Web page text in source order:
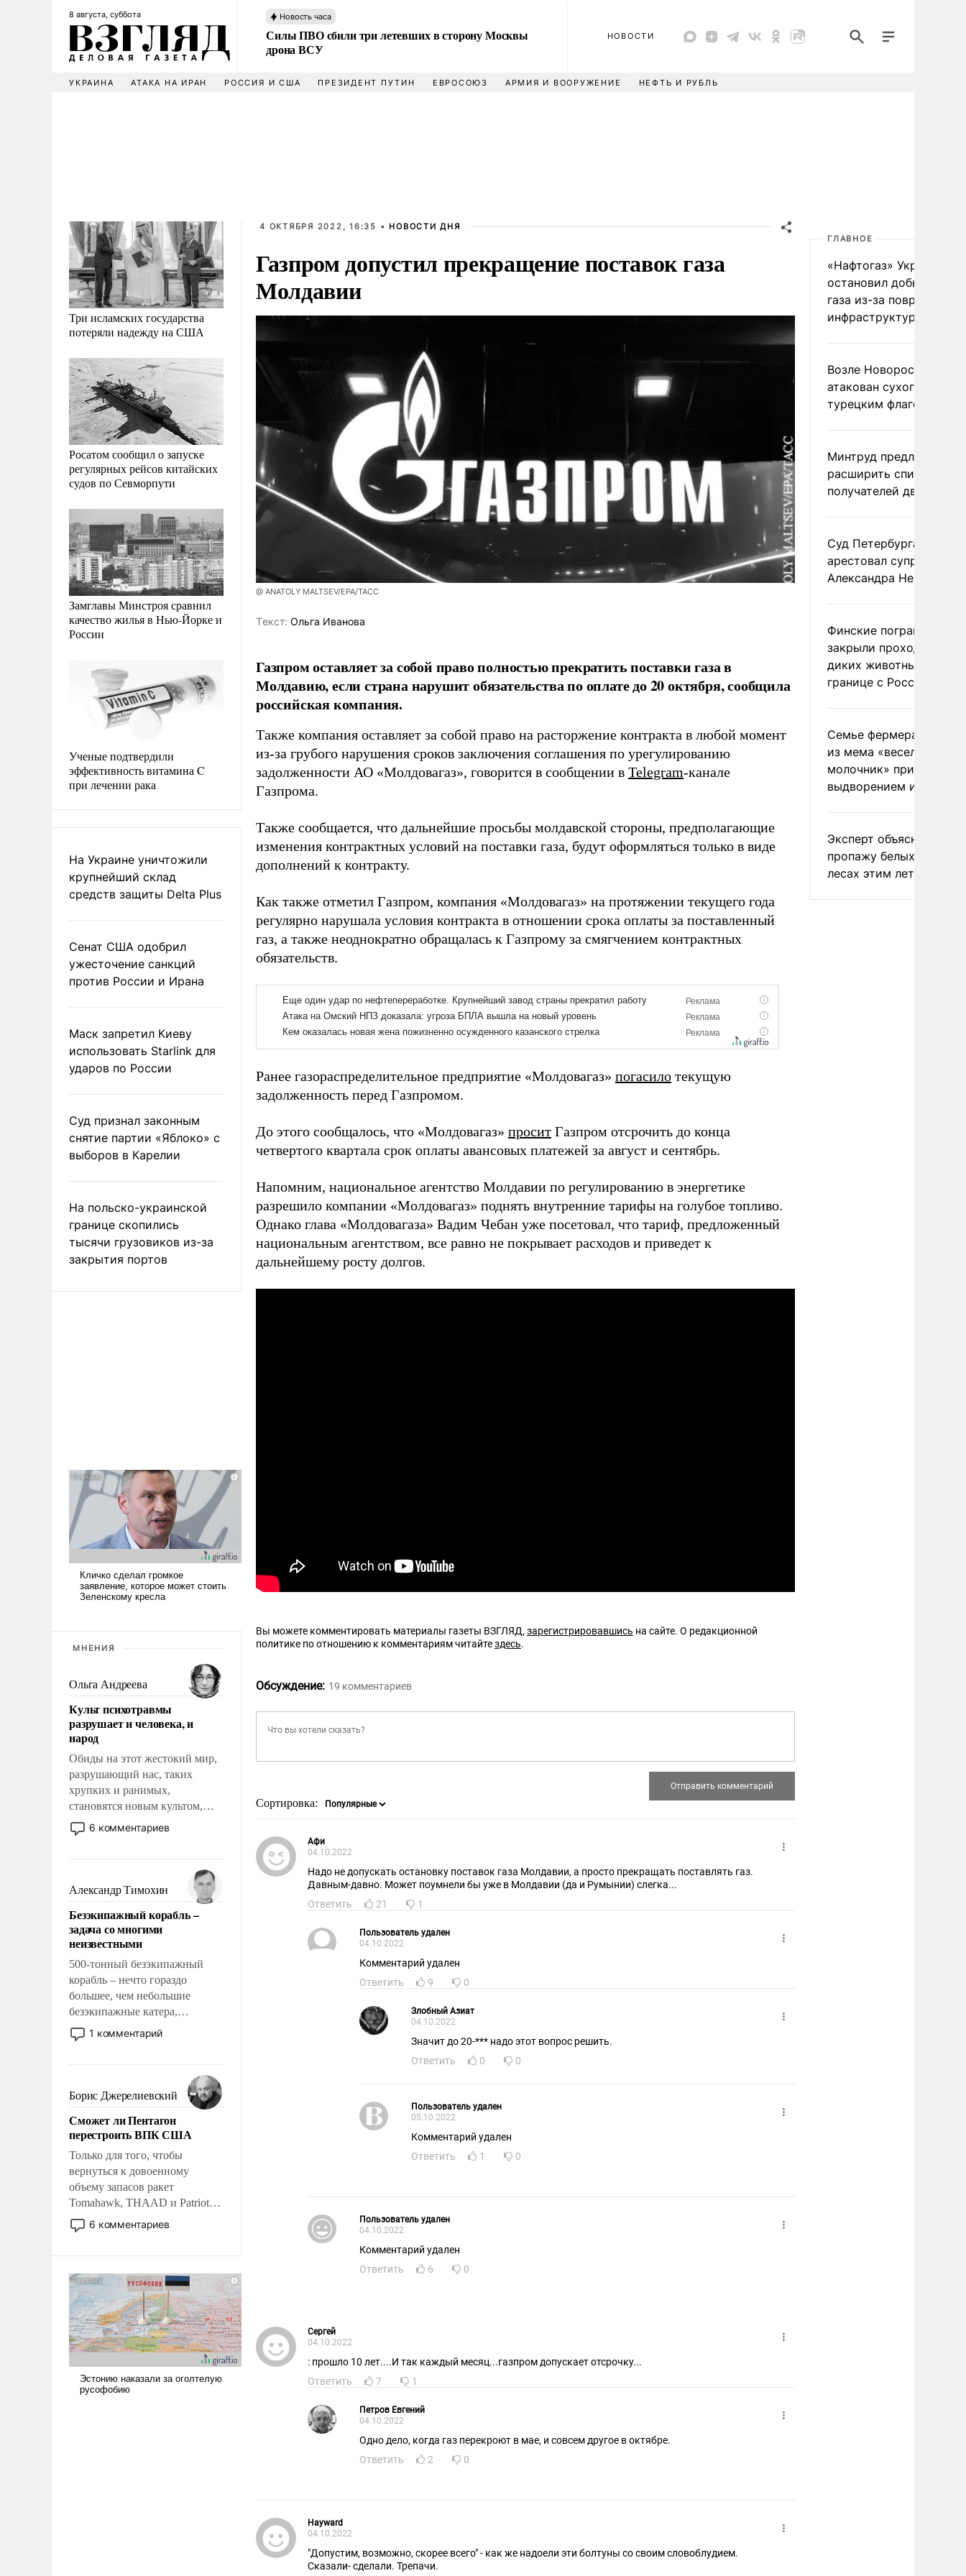
8 августа, суббота Новость часа
Силы ПВО сбили три летевших в сторону Москвы
дрона ВСУ
НОВОСТИ
УКРАИНА АТАКА НА ИРАН РОССИЯ И США ПРЕЗИДЕНТ ПУТИН ЕВРОСОЮЗ АРМИЯ И ВООРУЖЕНИЕ НЕФТЬ И РУБЛЬ
Три исламских государства
потеряли надежду на США
Росатом сообщил о запуске
регулярных рейсов китайских
судов по Севморпути
Замглавы Минстроя сравнил
качество жилья в Нью-Йорке и
России
Ученые подтвердили
эффективность витамина C
при лечении рака
На Украине уничтожили
крупнейший склад
средств защиты Delta Plus
Сенат США одобрил
ужесточение санкций
против России и Ирана
Маск запретил Киеву
использовать Starlink для
ударов по России
Суд признал законным
снятие партии «Яблоко» с
выборов в Карелии
На польско-украинской
границе скопились
тысячи грузовиков из-за
закрытия портов
МНЕНИЯ
Ольга Андреева
Культ психотравмы
разрушает и человека, и
народ
Обиды на этот жестокий мир,
разрушающий нас, таких
хрупких и ранимых,
становятся новым культом,
постепенно вытесняя и
отменяя традиционное
мужественным и твердым под
ударами судьбы, брать на себя
ответственность, помогать
слабым, идти вперед и
адаптироваться.
6 комментариев
Александр Тимохин
Безэкипажный корабль –
задача со многими
неизвестными
500-тонный безэкипажный
корабль – нечто гораздо
большее, чем небольшие
безэкипажные катера,
применение которых уже
стало обыденностью. Задача по
сложна и амбициозна. Однако
и ее реализация радикально
поднимет наши боевые
возможности.
1 комментарий
Борис Джерелиевский
Сможет ли Пентагон
перестроить ВПК США
Только для того, чтобы
вернуться к довоенному
объему запасов ракет
Tomahawk, THAAD и Patriot
США потребуется более трех
лет. Даже небольшая война с
Сложившаяся ситуация
означает многолетний период
уязвимости США, например,
перед Китаем.
6 комментариев
4 ОКТЯБРЯ 2022, 16:35 • НОВОСТИ ДНЯ
Газпром допустил прекращение поставок газа
Молдавии
@ ANATOLY MALTSEV/EPA/ТАСС
Tекст: Ольга Иванова
Газпром оставляет за собой право полностью прекратить поставки газа в
Молдавию, если страна нарушит обязательства по оплате до 20 октября, сообщила
российская компания.
Также компания оставляет за собой право на расторжение контракта в любой момент
из-за грубого нарушения сроков заключения соглашения по урегулированию
задолженности АО «Молдовагаз», говорится в сообщении в Telegram-канале
Газпрома.
Также сообщается, что дальнейшие просьбы молдавской стороны, предполагающие
изменения контрактных условий на поставки газа, будут оформляться только в виде
дополнений к контракту.
Как также отметил Газпром, компания «Молдовагаз» на протяжении текущего года
регулярно нарушала условия контракта в отношении срока оплаты за поставленный
газ, а также неоднократно обращалась к Газпрому за смягчением контрактных
обязательств.
Ранее газораспределительное предприятие «Молдовагаз» погасило текущую
задолженность перед Газпромом.
До этого сообщалось, что «Молдовагаз» просит Газпром отсрочить до конца
четвертого квартала срок оплаты авансовых платежей за август и сентябрь.
Напомним, национальное агентство Молдавии по регулированию в энергетике
разрешило компании «Молдовагаз» поднять внутренние тарифы на голубое топливо.
Однако глава «Молдовагаза» Вадим Чебан уже посетовал, что тариф, предложенный
национальным агентством, все равно не покрывает расходов и приведет к
дальнейшему росту долгов.
Вы можете комментировать материалы газеты ВЗГЛЯД,зарегистрировавшись на сайте. О редакционной
политике по отношению к комментариям читайтездесь.
Обсуждение: 19 комментариев
Сортировка:
Афи
04.10.2022
Надо не допускать остановку поставок газа Молдавии, а просто прекращать поставлять газ.
Давным-давно. Может поумнели бы уже в Молдавии (да и Румынии) слегка...
Ответить
21 1
Пользователь удален
04.10.2022
Комментарий удален
Ответить
9 0
Злобный Азиат
04.10.2022
Значит до 20-*** надо этот вопрос решить.
Ответить
0 0
Пользователь удален
05.10.2022
Комментарий удален
Ответить
1 0
Пользователь удален
04.10.2022
Комментарий удален
Ответить
6 0
Сергей
04.10.2022
: прошло 10 лет....И так каждый месяц...газпром допускает отсрочку...
Ответить
7 1
Петров Евгений
04.10.2022
Одно дело, когда газ перекроют в мае, и совсем другое в октябре.
Ответить
2 0
Hayward
04.10.2022
"Допустим, возможно, скорее всего" - как же надоели эти болтуны со своим словоблудием.
Сказали- сделали. Трепачи.
ГЛАВНОЕ
«Нафтогаз» Украины
остановил добычу
газа из-за повреждения
инфраструктуры
Возле Новороссийска
атакован сухогруз под
турецким флагом
Минтруд предложил
расширить список
получателей двух
Суд Петербурга заочно
арестовал супругу
Александра Невзорова
Финские пограничники
закрыли проходы для
диких животных на
границе с Россией
Семье фермера
из мема «веселый
молочник» пригрозили
выдворением из
Эксперт объяснил
пропажу белых грибов
лесах этим летом